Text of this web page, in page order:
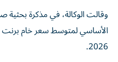
وقالت الوكالة، في مذكرة
2026.